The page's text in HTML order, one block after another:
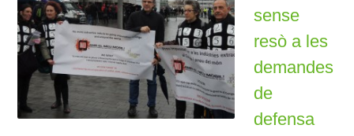
sense
resò a les
demandes
de
defensa